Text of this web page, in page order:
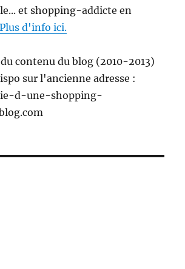
et shopping-addicte en
Plus d'info ici.
contenu du blog (2010-2013)
sur l'ancienne adresse :
d-une-shopping-